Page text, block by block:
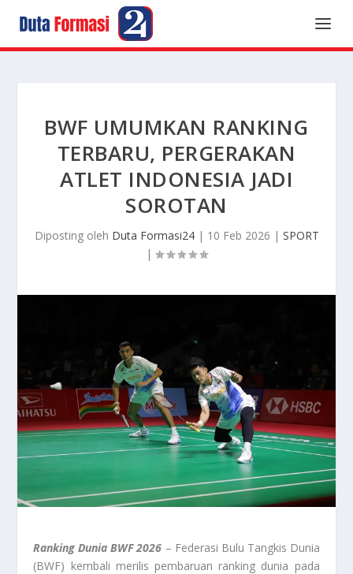
BWF UMUMKAN RANKING
TERBARU, PERGERAKAN
ATLET INDONESIA JADI
SOROTAN
Diposting oleh Duta Formasi24| 10 Feb 2026 | SPORT
|
Ranking Dunia BWF 2026 – Federasi Bulu Tangkis Dunia
(BWF) kembali merilis pembaruan ranking dunia pada